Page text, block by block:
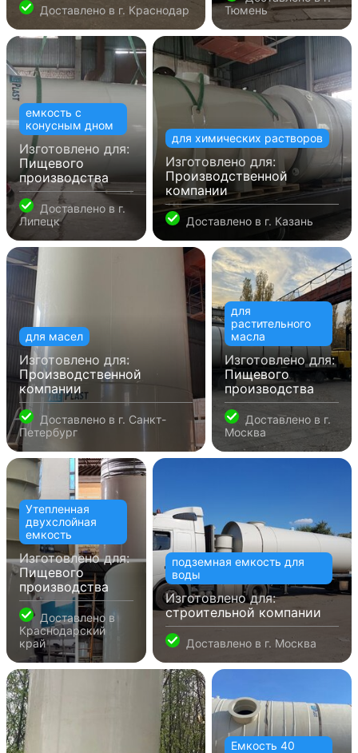
Доставлено в г. Краснодар
Тюмень
емкость с
конусным дном
Изготовлено для:
Пищевого
производства
Доставлено вг.
Липецк
для химических растворов
Изготовлено для:
Производственной
компании
Доставлено в г. Казань
для масел
Изготовлено для:
Производственной
компании
Доставлено в г. Санкт-
Петербург
для
растительного
масла
Изготовлено для:
Пищевого
производства
Доставлено в г.
Москва
Утепленная
двухслойная
емкость
Изготовлено для:
Пищевого
производства
Доставлено в
Краснодарский
край
подземная емкость для
воды
Изготовлено для:
строительной компании
Доставлено в г. Москва
Емкость 40